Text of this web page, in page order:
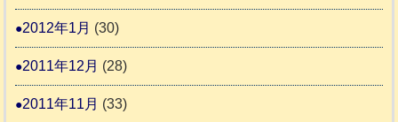
2012年1月 (30)
2011年12月 (28)
2011年11月 (33)